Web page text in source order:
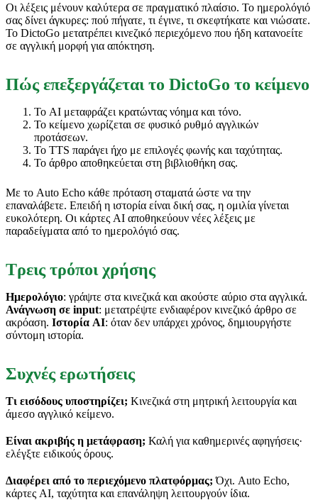
Οι λέξεις μένουν καλύτερα σε πραγματικό πλαίσιο. Το ημερολόγιό
σας δίνει άγκυρες: πού πήγατε, τι έγινε, τι σκεφτήκατε και νιώσατε.
Το DictoGo μετατρέπει κινεζικό περιεχόμενο που ήδη κατανοείτε
σε αγγλική μορφή για απόκτηση.
Πώς επεξεργάζεται το DictoGo το κείμενο
Το AI μεταφράζει κρατώντας νόημα και τόνο.
Το κείμενο χωρίζεται σε φυσικό ρυθμό αγγλικών
προτάσεων.
Το TTS παράγει ήχο με επιλογές φωνής και ταχύτητας.
Το άρθρο αποθηκεύεται στη βιβλιοθήκη σας.
Με το Auto Echo κάθε πρόταση σταματά ώστε να την
επαναλάβετε. Επειδή η ιστορία είναι δική σας, η ομιλία γίνεται
ευκολότερη. Οι κάρτες AI αποθηκεύουν νέες λέξεις με
παραδείγματα από το ημερολόγιό σας.
Τρεις τρόποι χρήσης
Ημερολόγιο: γράψτε στα κινεζικά και ακούστε αύριο στα αγγλικά.
Ανάγνωση σε input: μετατρέψτε ενδιαφέρον κινεζικό άρθρο σε
ακρόαση. Ιστορία AI: όταν δεν υπάρχει χρόνος, δημιουργήστε
σύντομη ιστορία.
Συχνές ερωτήσεις
Τι εισόδους υποστηρίζει; Κινεζικά στη μητρική λειτουργία και
άμεσο αγγλικό κείμενο.
Είναι ακριβής η μετάφραση; Καλή για καθημερινές αφηγήσεις·
ελέγξτε ειδικούς όρους.
Διαφέρει από το περιεχόμενο πλατφόρμας; Όχι. Auto Echo,
κάρτες AI, ταχύτητα και επανάληψη λειτουργούν ίδια.